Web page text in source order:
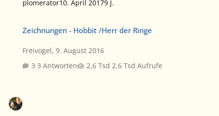
plomerator10. April 20179 J.
Zeichnungen - Hobbit /Herr der Ringe
Freivogel,9. August 2016
3 Antworten
2,6 Tsd Aufrufe